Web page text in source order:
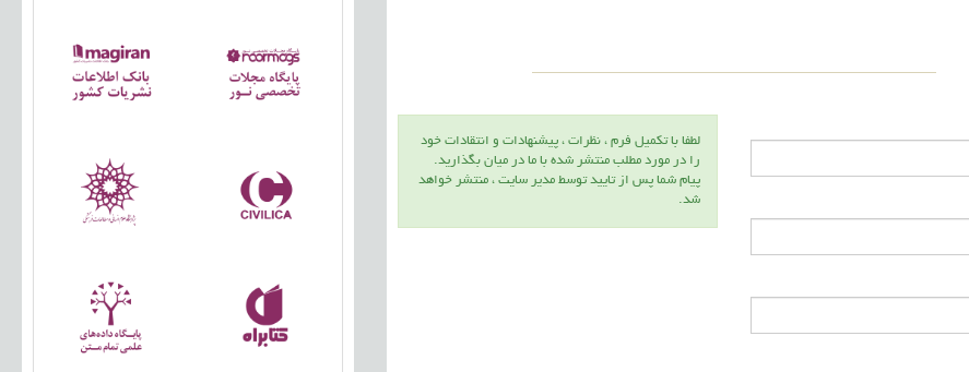
لطفا با تكميل فرم ، نظرات ، پيشنهادات و انتقادات خود
را در مورد مطلب منتشر شده با ما در ميان بگذاريد.
پيام شما پس از تاييد توسط مدير سايت ، منتشر خواهد
شد.